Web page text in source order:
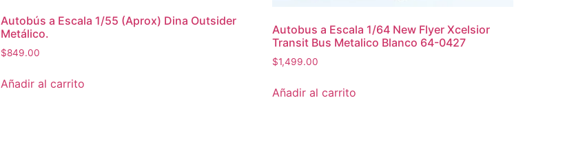
Autobús a Escala 1/55 (Aprox) Dina Outsider
Metálico.
$849.00
Añadir al carrito
Autobus a Escala 1/64 New Flyer Xcelsior
Transit Bus Metalico Blanco 64-0427
$1,499.00
Añadir al carrito